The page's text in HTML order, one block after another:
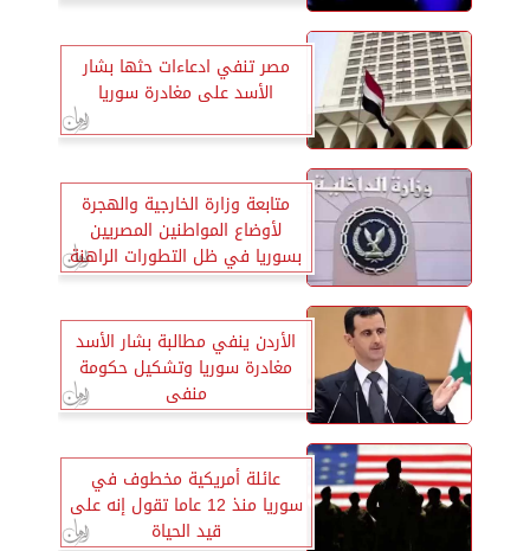
مصر تنفي ادعاءات حثها بشار
الأسد على مغادرة سوريا
متابعة وزارة الخارجية والهجرة
لأوضاع المواطنين المصريين
بسوريا في ظل التطورات الراهنة
الأردن ينفي مطالبة بشار الأسد
مغادرة سوريا وتشكيل حكومة
منفى
عائلة أمريكية مخطوف في
سوريا منذ 12 عاما تقول إنه على
قيد الحياة